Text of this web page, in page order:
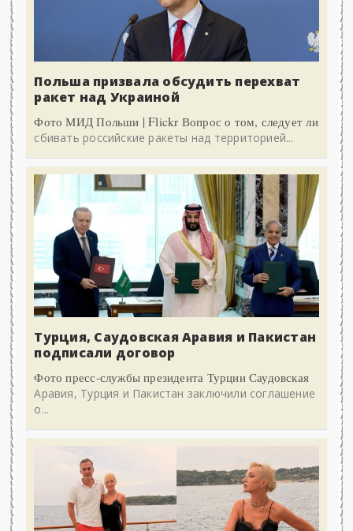
Польша призвала обсудить перехват
ракет над Украиной
Фото МИД Польши | Flickr Вопрос о том, следует ли
сбивать российские ракеты над территорией...
Турция, Саудовская Аравия и Пакистан
подписали договор
Фото пресс-службы президента Турции Саудовская
Аравия, Турция и Пакистан заключили соглашение
о...